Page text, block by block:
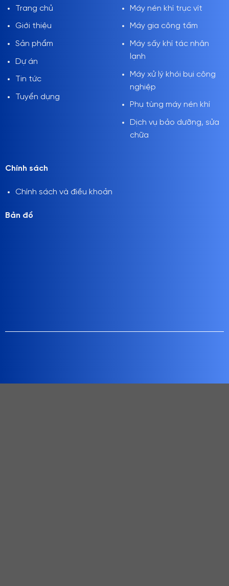
Trang chủ
Giới thiệu
Sản phẩm
Dự án
Tin tức
Tuyển dụng
Máy nén khí trục vít
Máy gia công tấm
Máy sấy khí tác nhân
lạnh
Máy xử lý khói bụi công
nghiệp
Phụ tùng máy nén khí
Dịch vụ bảo dưỡng, sửa
chữa
Chính sách
Chính sách và điều khoản
Bản đồ